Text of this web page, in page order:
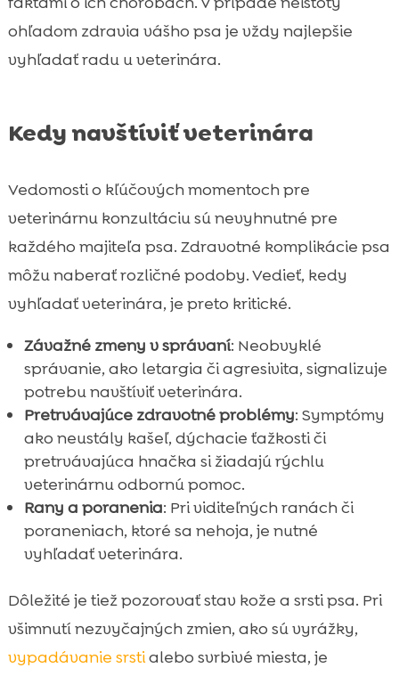
ohľadom zdravia vášho psa je vždy najlepšie
vyhľadať radu u veterinára.
Kedy navštíviť veterinára
Vedomosti o kľúčových momentoch pre
veterinárnu konzultáciu sú nevyhnutné pre
každého majiteľa psa. Zdravotné komplikácie psa
môžu naberať rozličné podoby. Vedieť, kedy
vyhľadať veterinára, je preto kritické.
Závažné zmeny v správaní: Neobvyklé
správanie, ako letargia či agresivita, signalizuje
potrebu navštíviť veterinára.
Pretrvávajúce zdravotné problémy: Symptómy
ako neustály kašeľ, dýchacie ťažkosti či
pretrvávajúca hnačka si žiadajú rýchlu
veterinárnu odbornú pomoc.
Rany a poranenia: Pri viditeľných ranách či
poraneniach, ktoré sa nehoja, je nutné
vyhľadať veterinára.
Dôležité je tiež pozorovať stav kože a srsti psa. Pri
všimnutí nezvyčajných zmien, ako sú vyrážky,
vypadávanie srstialebo svrbivé miesta, je